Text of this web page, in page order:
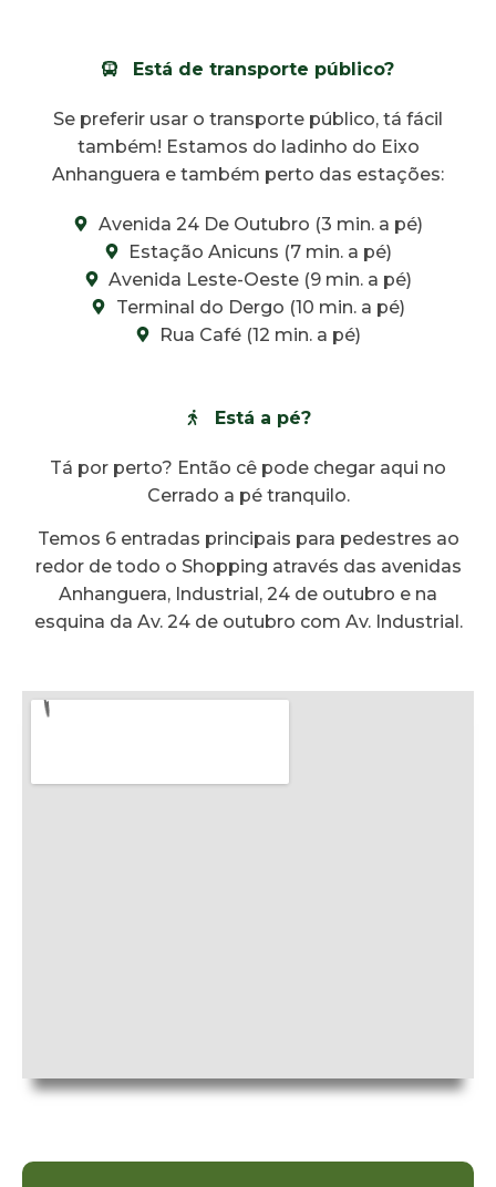
Está de transporte público?
Se preferir usar o transporte público, tá fácil
também! Estamos do ladinho do Eixo
Anhanguera e também perto das estações:
Avenida 24 De Outubro (3 min. a pé)
Estação Anicuns (7 min. a pé)
Avenida Leste-Oeste (9 min. a pé)
Terminal do Dergo (10 min. a pé)
Rua Café (12 min. a pé)
Está a pé?
Tá por perto? Então cê pode chegar aqui no
Cerrado a pé tranquilo.
Temos 6 entradas principais para pedestres ao
redor de todo o Shopping através das avenidas
Anhanguera, Industrial, 24 de outubro e na
esquina da Av. 24 de outubro com Av. Industrial.